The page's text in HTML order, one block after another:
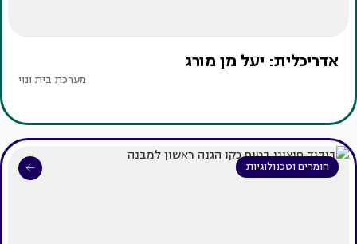
אדריכלית: יעל מן מורג
מערכת בית ונוי
חומרים וטכנולוגיות